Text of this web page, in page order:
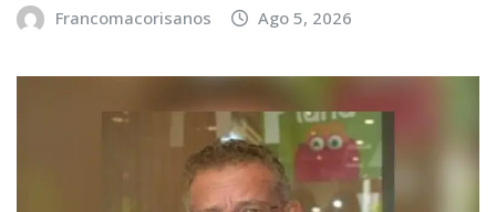
Francomacorisanos Ago 5, 2026